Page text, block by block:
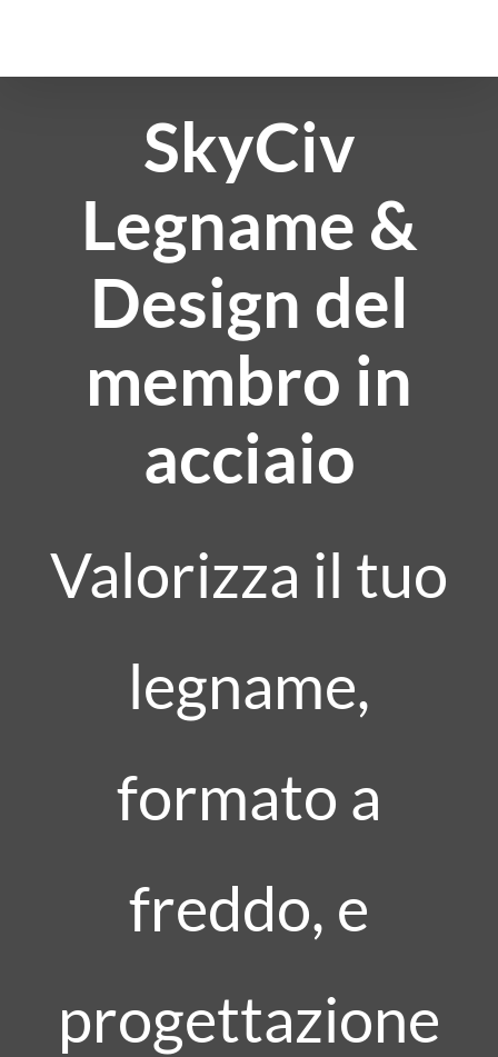
contenuto
SkyCiv
Legname &
Design del
membro in
acciaio
Valorizza il tuo
legname,
formato a
freddo, e
progettazione